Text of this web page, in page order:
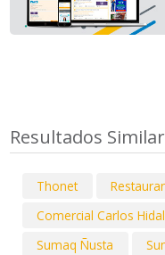
Resultados
Thonet
Comercial Carlos
Sumaq Ñusta